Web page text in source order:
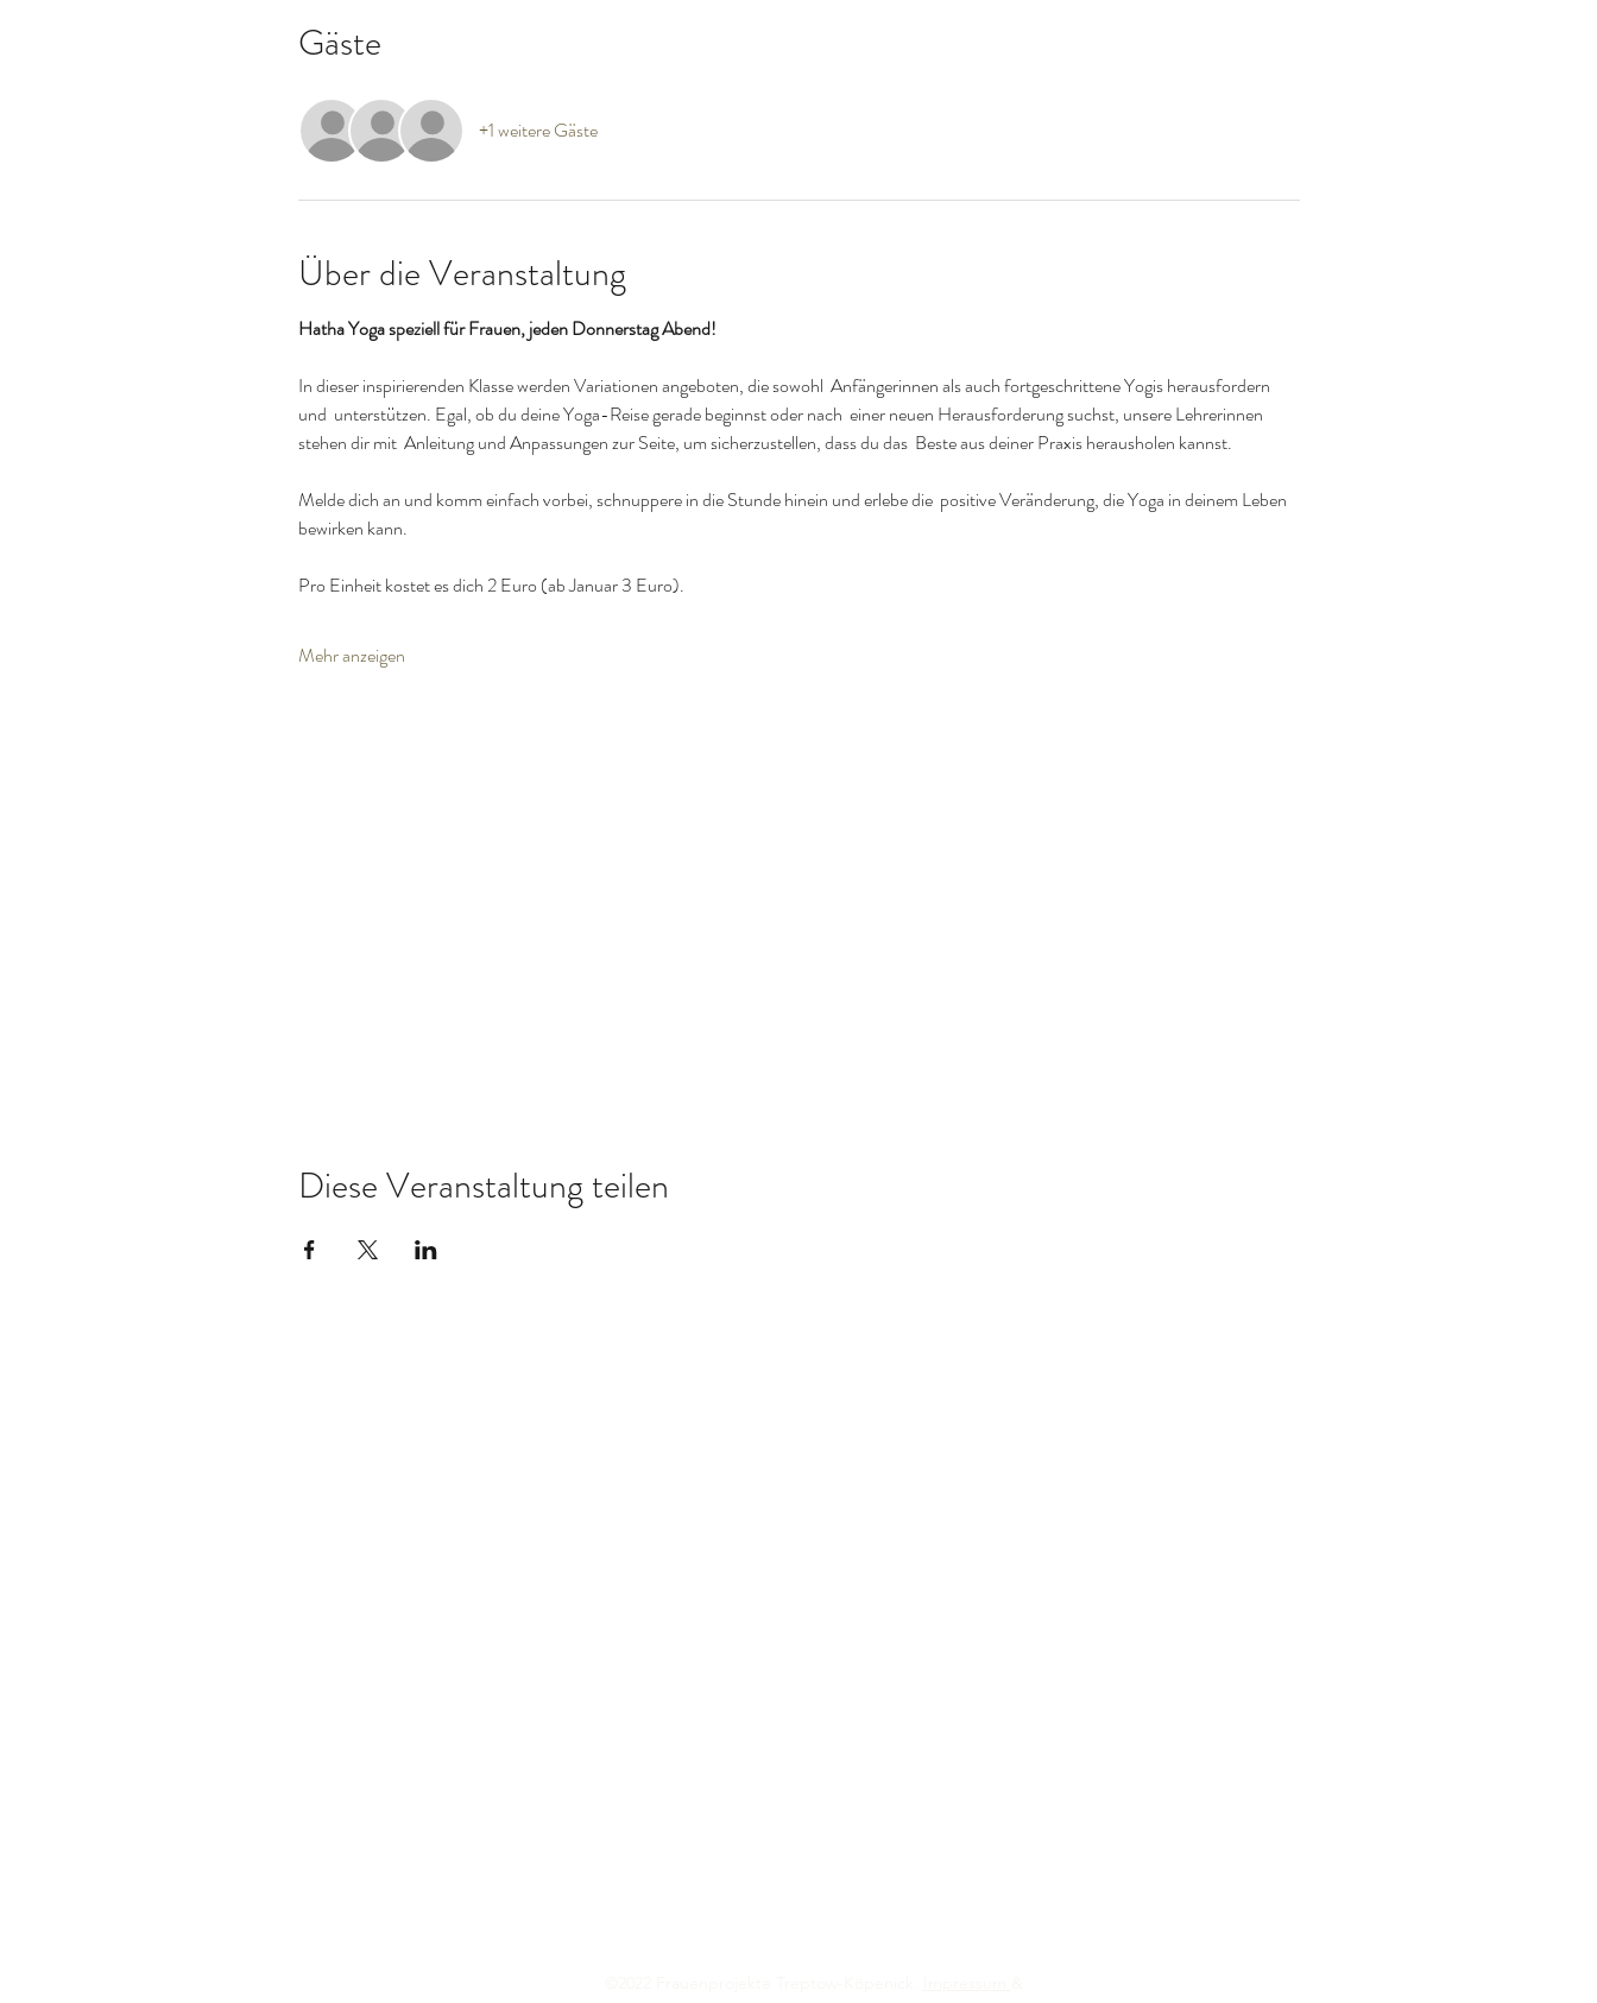
Gäste
+1 weitere Gäste
Über die Veranstaltung
Hatha Yoga speziell für Frauen, jeden Donnerstag Abend!
In dieser inspirierenden Klasse werden Variationen angeboten, die sowohl  Anfängerinnen als auch fortgeschrittene Yogis herausfordern
und  unterstützen. Egal, ob du deine Yoga-Reise gerade beginnst oder nach  einer neuen Herausforderung suchst, unsere Lehrerinnen
stehen dir mit  Anleitung und Anpassungen zur Seite, um sicherzustellen, dass du das  Beste aus deiner Praxis herausholen kannst.
Melde dich an und komm einfach vorbei, schnuppere in die Stunde hinein und erlebe die  positive Veränderung, die Yoga in deinem Leben
bewirken kann.
Pro Einheit kostet es dich 2 Euro (ab Januar 3 Euro).
Mehr anzeigen
Diese Veranstaltung teilen